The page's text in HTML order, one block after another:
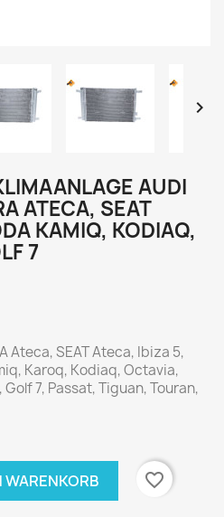

AUDI
ATECA, SEAT
KAMIQ, KODIAQ,
7
Ateca, SEAT Ateca, Ibiza 5,
Karoq, Kodiaq, Octavia,
7, Passat, Tiguan, Touran,
WARENKORB favorite_border